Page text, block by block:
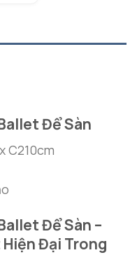
7.500.000 ₫
Để Sàn
C210cm
Để Sàn –
Đại Trong